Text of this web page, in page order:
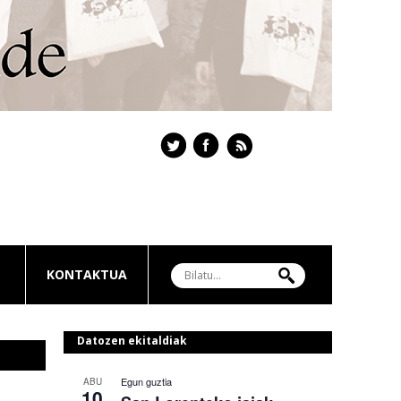
KONTAKTUA
Datozen ekitaldiak
ABU Egun guztia